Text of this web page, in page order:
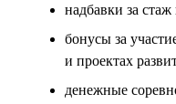
надбавки за
бонусы за
и проектах
денежные